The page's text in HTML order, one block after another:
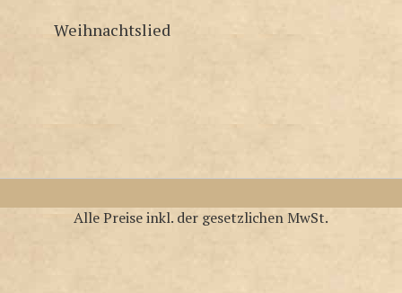
Weihnachtslied
Alle Preise inkl. der gesetzlichen MwSt.